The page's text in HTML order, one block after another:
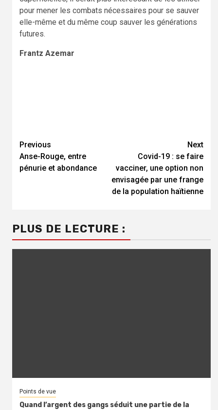
pour mener les combats nécessaires pour se sauver
elle-même et du même coup sauver les générations
futures.
Frantz Azemar
Continue
Reading
Previous
Anse-Rouge, entre
pénurie et abondance
Next
Covid-19 : se faire
vacciner, une option non
envisagée par une frange
de la population haïtienne
PLUS DE LECTURE :
Points de vue
Quand l’argent des gangs séduit une partie de la